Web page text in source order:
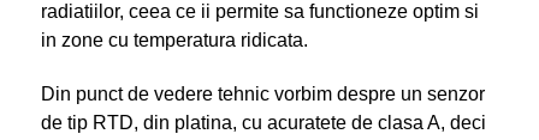
radiatiilor, ceea ce ii permite sa functioneze optim si
in zone cu temperatura ridicata.
Din punct de vedere tehnic vorbim despre un senzor
de tip RTD, din platina, cu acuratete de clasa A, deci